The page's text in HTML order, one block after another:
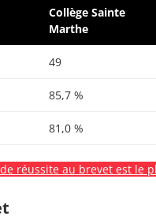
Collège Sainte
Marthe
49
85,7 %
81,0 %
réussite au brevet est le